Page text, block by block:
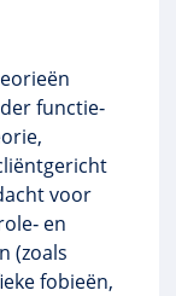
functie‑
voor
en
(zoals
fobieën,